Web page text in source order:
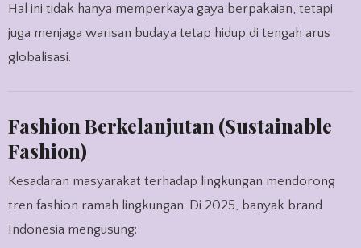
Hal ini tidak hanya memperkaya gaya berpakaian, tetapi
juga menjaga warisan budaya tetap hidup di tengah arus
globalisasi.
Fashion Berkelanjutan (Sustainable
Fashion)
Kesadaran masyarakat terhadap lingkungan mendorong
tren fashion ramah lingkungan. Di 2025, banyak brand
Indonesia mengusung: